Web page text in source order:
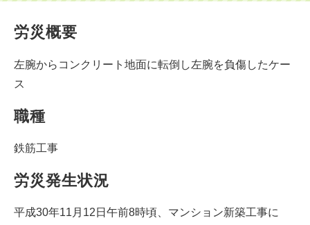
労災概要
左腕からコンクリート地面に転倒し左腕を負傷したケー
ス
職種
鉄筋工事
労災発生状況
平成30年11月12日午前8時頃、マンション新築工事に